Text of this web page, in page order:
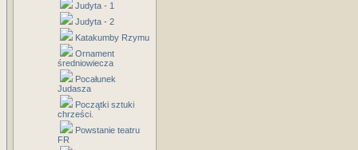
Judyta - 1
Judyta - 2
Katakumby Rzymu
Ornament
średniowiecza
Pocałunek
Judasza
Początki sztuki
chrześci.
Powstanie teatru
FR